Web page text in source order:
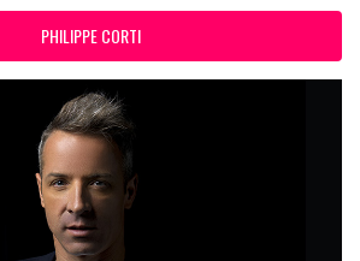
PHILIPPE CORTI